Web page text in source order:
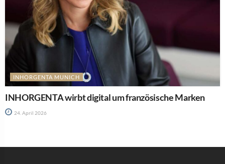
INHORGENTA MUNICH
INHORGENTA wirbt digital um französische Marken
24. April 2026